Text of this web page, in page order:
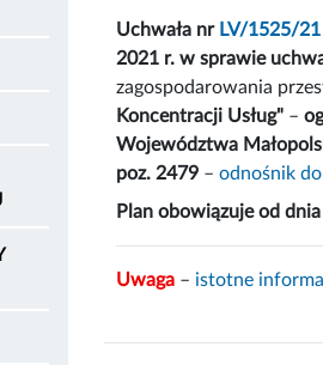
Uchwała nr LV/1525/21
2021 r. w sprawie
zagospodarowania
Koncentracji Usług" –
Województwa
poz. 2479 – odnośnik
Plan obowiązuje od
Uwaga – istotne